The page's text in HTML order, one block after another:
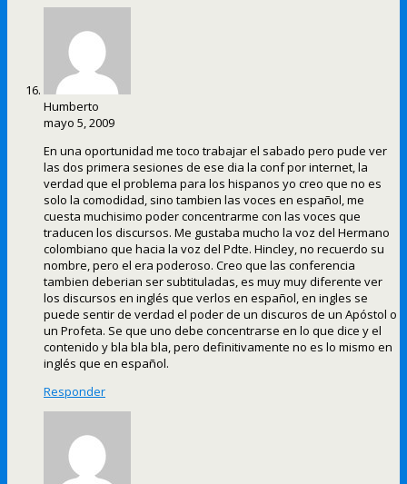
Humberto
mayo 5, 2009
En una oportunidad me toco trabajar el sabado pero pude ver
las dos primera sesiones de ese dia la conf por internet, la
verdad que el problema para los hispanos yo creo que no es
solo la comodidad, sino tambien las voces en español, me
cuesta muchisimo poder concentrarme con las voces que
traducen los discursos. Me gustaba mucho la voz del Hermano
colombiano que hacia la voz del Pdte. Hincley, no recuerdo su
nombre, pero el era poderoso. Creo que las conferencia
tambien deberian ser subtituladas, es muy muy diferente ver
los discursos en inglés que verlos en español, en ingles se
puede sentir de verdad el poder de un discuros de un Apóstol o
un Profeta. Se que uno debe concentrarse en lo que dice y el
contenido y bla bla bla, pero definitivamente no es lo mismo en
inglés que en español.
Responder